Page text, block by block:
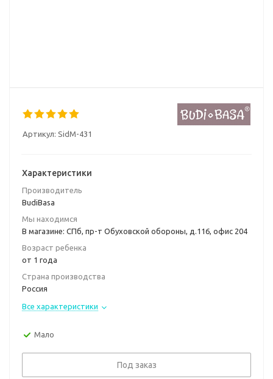
Артикул: SidM-431
Характеристики
Производитель
BudiBasa
Мы находимся
В магазине: СПб, пр-т Обуховской обороны, д.116, офис 204
Возраст ребенка
от 1 года
Страна производства
Россия
Все характеристики
Мало
Под заказ